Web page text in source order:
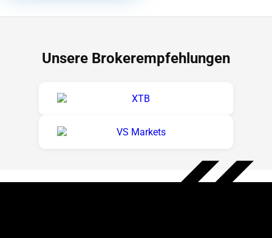
Unsere Brokerempfehlungen